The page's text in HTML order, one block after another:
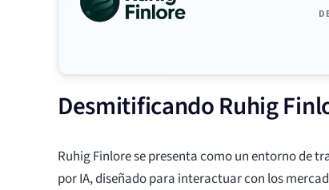
Desmitificando Ruhig
Ruhig Finlore se presenta como un entorno de
por IA, diseñado para interactuar con los